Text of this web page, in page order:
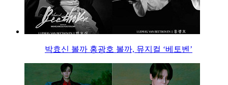
박효신 볼까 홍광호 볼까, 뮤지컬 ‘베토벤’